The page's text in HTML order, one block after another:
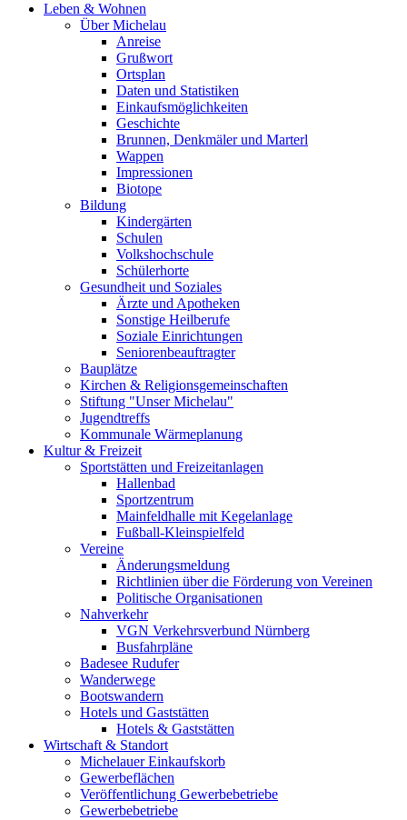
Leben & Wohnen
Über Michelau
Anreise
Grußwort
Ortsplan
Daten und Statistiken
Einkaufsmöglichkeiten
Geschichte
Brunnen, Denkmäler und Marterl
Wappen
Impressionen
Biotope
Bildung
Kindergärten
Schulen
Volkshochschule
Schülerhorte
Gesundheit und Soziales
Ärzte und Apotheken
Sonstige Heilberufe
Soziale Einrichtungen
Seniorenbeauftragter
Bauplätze
Kirchen & Religionsgemeinschaften
Stiftung "Unser Michelau"
Jugendtreffs
Kommunale Wärmeplanung
Kultur & Freizeit
Sportstätten und Freizeitanlagen
Hallenbad
Sportzentrum
Mainfeldhalle mit Kegelanlage
Fußball-Kleinspielfeld
Vereine
Änderungsmeldung
Richtlinien über die Förderung von Vereinen
Politische Organisationen
Nahverkehr
VGN Verkehrsverbund Nürnberg
Busfahrpläne
Badesee Rudufer
Wanderwege
Bootswandern
Hotels und Gaststätten
Hotels & Gaststätten
Wirtschaft & Standort
Michelauer Einkaufskorb
Gewerbeflächen
Veröffentlichung Gewerbebetriebe
Gewerbebetriebe